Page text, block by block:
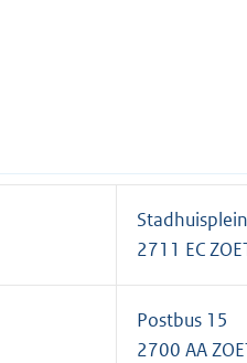
2711 EC
Postbus 15
2700 AA